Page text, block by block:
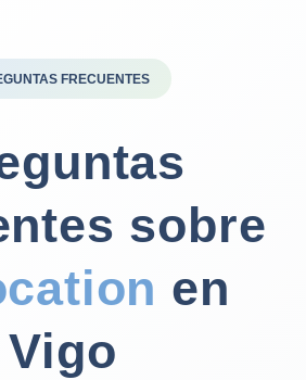
FRECUENTES
sobre
en
Vigo